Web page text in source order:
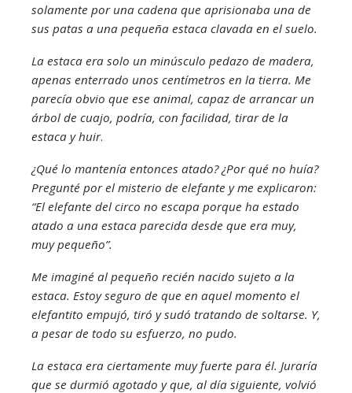
solamente por una cadena que aprisionaba una de
sus patas a una pequeña estaca clavada en el suelo.
La estaca era solo un minúsculo pedazo de madera,
apenas enterrado unos centímetros en la tierra. Me
parecía obvio que ese animal, capaz de arrancar un
árbol de cuajo, podría, con facilidad, tirar de la
estaca y huir.
¿Qué lo mantenía entonces atado? ¿Por qué no huía?
Pregunté por el misterio de elefante y me explicaron:
“El elefante del circo no escapa porque ha estado
atado a una estaca parecida desde que era muy,
muy pequeño”.
Me imaginé al pequeño recién nacido sujeto a la
estaca. Estoy seguro de que en aquel momento el
elefantito empujó, tiró y sudó tratando de soltarse. Y,
a pesar de todo su esfuerzo, no pudo.
La estaca era ciertamente muy fuerte para él. Juraría
que se durmió agotado y que, al día siguiente, volvió